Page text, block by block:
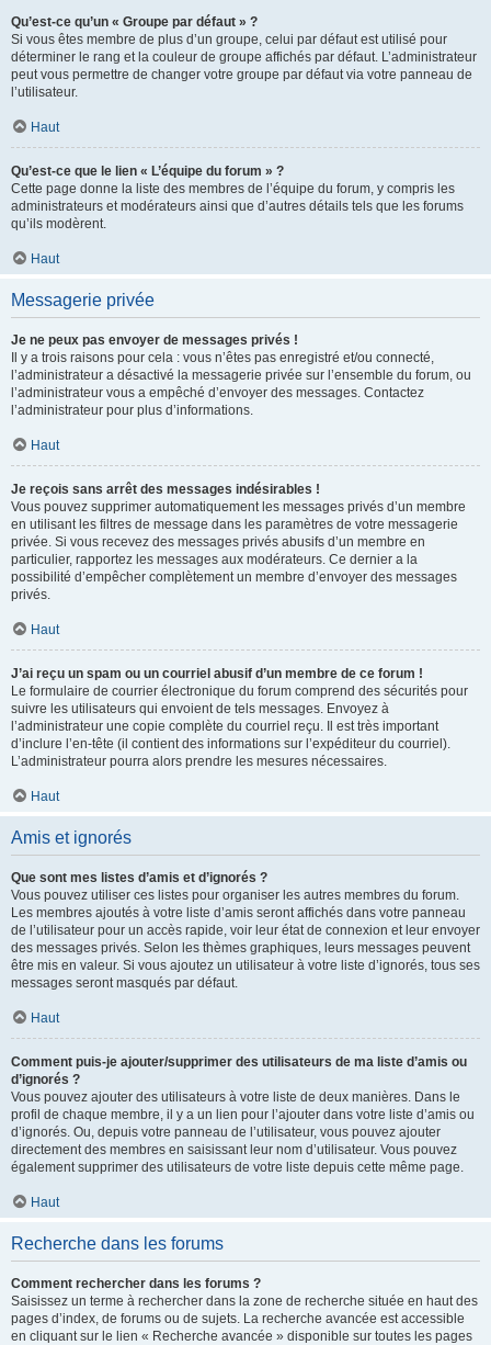
Qu’est-ce qu’un « Groupe par défaut » ?
Si vous êtes membre de plus d’un groupe, celui par défaut est utilisé pour
déterminer le rang et la couleur de groupe affichés par défaut. L’administrateur
peut vous permettre de changer votre groupe par défaut via votre panneau de
l’utilisateur.
Haut
Qu’est-ce que le lien « L’équipe du forum » ?
Cette page donne la liste des membres de l’équipe du forum, y compris les
administrateurs et modérateurs ainsi que d’autres détails tels que les forums
qu’ils modèrent.
Haut
Messagerie privée
Je ne peux pas envoyer de messages privés !
Il y a trois raisons pour cela : vous n’êtes pas enregistré et/ou connecté,
l’administrateur a désactivé la messagerie privée sur l’ensemble du forum, ou
l’administrateur vous a empêché d’envoyer des messages. Contactez
l’administrateur pour plus d’informations.
Haut
Je reçois sans arrêt des messages indésirables !
Vous pouvez supprimer automatiquement les messages privés d’un membre
en utilisant les filtres de message dans les paramètres de votre messagerie
privée. Si vous recevez des messages privés abusifs d’un membre en
particulier, rapportez les messages aux modérateurs. Ce dernier a la
possibilité d’empêcher complètement un membre d’envoyer des messages
privés.
Haut
J’ai reçu un spam ou un courriel abusif d’un membre de ce forum !
Le formulaire de courrier électronique du forum comprend des sécurités pour
suivre les utilisateurs qui envoient de tels messages. Envoyez à
l’administrateur une copie complète du courriel reçu. Il est très important
d’inclure l’en-tête (il contient des informations sur l’expéditeur du courriel).
L’administrateur pourra alors prendre les mesures nécessaires.
Haut
Amis et ignorés
Que sont mes listes d’amis et d’ignorés ?
Vous pouvez utiliser ces listes pour organiser les autres membres du forum.
Les membres ajoutés à votre liste d’amis seront affichés dans votre panneau
de l’utilisateur pour un accès rapide, voir leur état de connexion et leur envoyer
des messages privés. Selon les thèmes graphiques, leurs messages peuvent
être mis en valeur. Si vous ajoutez un utilisateur à votre liste d’ignorés, tous ses
messages seront masqués par défaut.
Haut
Comment puis-je ajouter/supprimer des utilisateurs de ma liste d’amis ou
d’ignorés ?
Vous pouvez ajouter des utilisateurs à votre liste de deux manières. Dans le
profil de chaque membre, il y a un lien pour l’ajouter dans votre liste d’amis ou
d’ignorés. Ou, depuis votre panneau de l’utilisateur, vous pouvez ajouter
directement des membres en saisissant leur nom d’utilisateur. Vous pouvez
également supprimer des utilisateurs de votre liste depuis cette même page.
Haut
Recherche dans les forums
Comment rechercher dans les forums ?
Saisissez un terme à rechercher dans la zone de recherche située en haut des
pages d’index, de forums ou de sujets. La recherche avancée est accessible
en cliquant sur le lien « Recherche avancée » disponible sur toutes les pages